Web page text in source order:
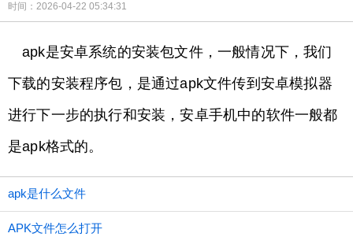
时间：2026-04-22 05:34:31
apk是安卓系统的安装包文件，一般情况下，我们
下载的安装程序包，是通过apk文件传到安卓模拟器
进行下一步的执行和安装，安卓手机中的软件一般都
是apk格式的。
apk是什么文件
APK文件怎么打开